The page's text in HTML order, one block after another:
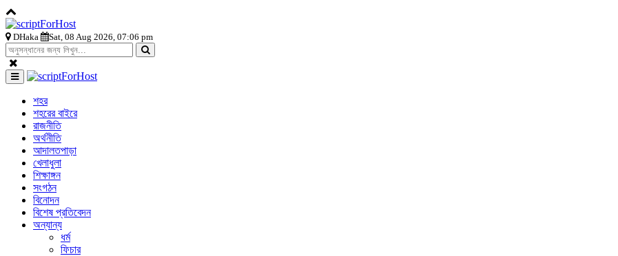
DHaka Sat, 08 Aug 2026, 07:06 pm
শহর
শহরের বাইরে
রাজনীতি
অর্থনীতি
আদালতপাড়া
খেলাধুলা
শিক্ষাঙ্গন
সংগঠন
বিনোদন
বিশেষ প্রতিবেদন
অন্যান্য
ধর্ম
ফিচার